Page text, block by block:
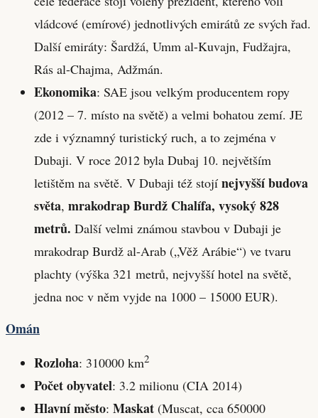
vládcové (emírové) jednotlivých emirátů ze svých řad.
Další emiráty: Šardžá, Umm al-Kuvajn, Fudžajra,
Rás al-Chajma, Adžmán.
Ekonomika: SAE jsou velkým producentem ropy
(2012 – 7. místo na světě) a velmi bohatou zemí. JE
zde i významný turistický ruch, a to zejména v
Dubaji. V roce 2012 byla Dubaj 10. největším
letištěm na světě. V Dubaji též stojí nejvyšší budova
světa, mrakodrap Burdž Chalífa, vysoký 828
metrů. Další velmi známou stavbou v Dubaji je
mrakodrap Burdž al-Arab („Věž Arábie“) ve tvaru
plachty (výška 321 metrů, nejvyšší hotel na světě,
jedna noc v něm vyjde na 1000 – 15000 EUR).
Omán
Rozloha: 310000 km2
Počet obyvatel: 3.2 milionu (CIA 2014)
Hlavní město: Maskat (Muscat, cca 650000